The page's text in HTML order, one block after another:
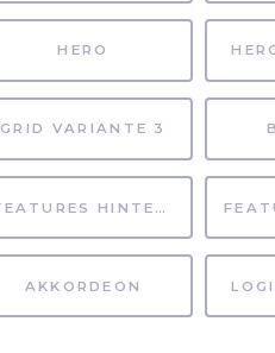
HERO
GRID VARIANTE 3
FEATURES HINTERGRUND
AKKORDEON